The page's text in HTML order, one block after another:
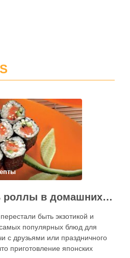
Как приготовить роллы в домашних условиях?
быть экзотикой и
популярных блюд для
с друзьями или праздничного
приготовление японских